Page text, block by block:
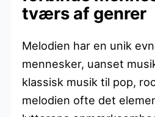
tværs af genrer
Melodien har en unik
mennesker, uanset
klassisk musik til pop,
melodien ofte det